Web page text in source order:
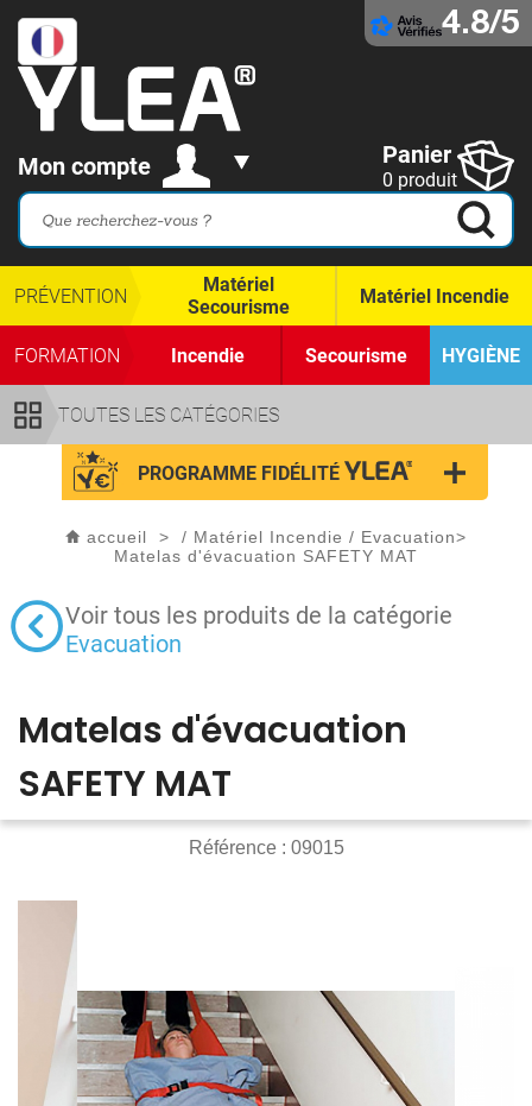
4.8/5
Mon compte Panier
0 produit
TOUTES LES CATÉGORIES
PRÉVENTION
Matériel
Secourisme
Matériel Incendie
FORMATION Incendie Secourisme HYGIÈNE
PROGRAMME FIDÉLITÉ
accueil > / Matériel Incendie / Evacuation>
Matelas d'évacuation SAFETY MAT
Voir tous les produits de la catégorie
Evacuation
Matelas d'évacuation
SAFETY MAT
Référence : 09015